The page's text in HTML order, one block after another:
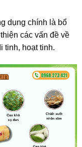
dụng chính là bổ
các vấn đề về
tinh, hoạt tinh.